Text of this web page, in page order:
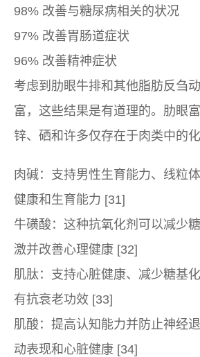
98% 改善与糖尿病相关的状况
97% 改善胃肠道症状
96% 改善精神症状
考虑到肋眼牛排和其他脂肪反刍
富，这些结果是有道理的。肋眼
锌、硒和许多仅存在于肉类中的化
肉碱：支持男性生育能力、线粒
健康和生育能力 [31]
牛磺酸：这种抗氧化剂可以减少
激并改善心理健康 [32]
肌肽：支持心脏健康、减少糖基
有抗衰老功效 [33]
肌酸：提高认知能力并防止神经
动表现和心脏健康 [34]